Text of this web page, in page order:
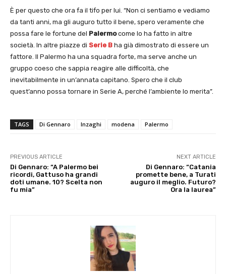
È per questo che ora fa il tifo per lui. “Non ci sentiamo e vediamo
da tanti anni, ma gli auguro tutto il bene, spero veramente che
possa fare le fortune del Palermocome lo ha fatto in altre
società. In altre piazze di Serie B ha già dimostrato di essere un
fattore. Il Palermo ha una squadra forte, ma serve anche un
gruppo coeso che sappia reagire alle difficoltà, che
inevitabilmente in un’annata capitano. Spero che il club
quest’anno possa tornare in Serie A, perché l’ambiente lo merita”.
TAGS Di Gennaro Inzaghi modena Palermo
PREVIOUS ARTICLE
Di Gennaro: “A Palermo bei
ricordi, Gattuso ha grandi
doti umane. 10? Scelta non
fu mia”
NEXT ARTICLE
Di Gennaro: “Catania
promette bene, a Turati
auguro il meglio. Futuro?
Ora la laurea”